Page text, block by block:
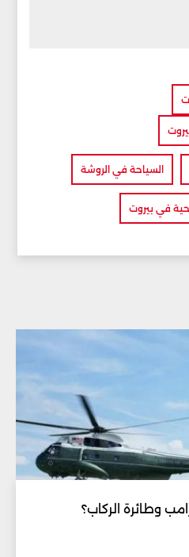
السياحة في الروشة
في بيروت
وطائرة الركاب؟